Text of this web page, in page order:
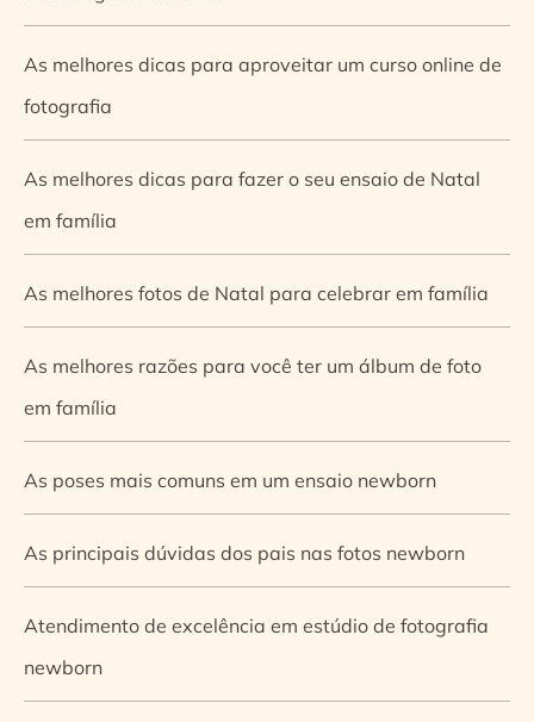
As melhores dicas para aproveitar um curso online de
fotografia
As melhores dicas para fazer o seu ensaio de Natal
em família
As melhores fotos de Natal para celebrar em família
As melhores razões para você ter um álbum de foto
em família
As poses mais comuns em um ensaio newborn
As principais dúvidas dos pais nas fotos newborn
Atendimento de excelência em estúdio de fotografia
newborn